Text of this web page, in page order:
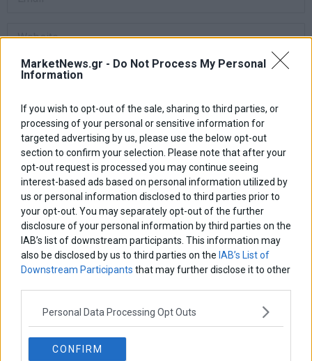
MarketNews.gr - Do Not Process My Personal
Information
If you wish to opt-out of the sale, sharing to third parties, or
processing of your personal or sensitive information for
targeted advertising by us, please use the below opt-out
section to confirm your selection. Please note that after your
opt-out request is processed you may continue seeing
interest-based ads based on personal information utilized by
us or personal information disclosed to third parties prior to
your opt-out. You may separately opt-out of the further
disclosure of your personal information by third parties on the
IAB’s list of downstream participants. This information may
also be disclosed by us to third parties on the IAB’s List of
Downstream Participants that may further disclose it to other
Personal Data Processing Opt Outs
CONFIRM
Αποθήκευσε το όνομά μου, email, και τον ιστότοπο μου σε αυτόν
Πλοήγηση
άρθρων
ΠΡΟΗΓΟΥΜΕΝΟ ΑΡΘΡΟ
post:
Από αύριο η δια ζώσης
επαναλειτουργία για
γυμνάσια και λύκεια
ΕΠΟΜΕΝΟ ΑΡΘΡΟ
Η επόμενη μέρα
ΑΡΘΡΟΓΡΑΦΟΙ
Ελευθερία Κούρταλη
Οι «τιμωροί» των ομολόγων επέστρεψαν
Εύη Φραγκάκη
Η αληθινή παιδεία ξεκινά από την ψυχή…